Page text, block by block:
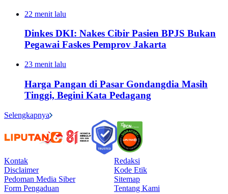
22 menit lalu
Dinkes DKI: Nakes Cibir Pasien BPJS Bukan
Pegawai Faskes Pemprov Jakarta
23 menit lalu
Harga Pangan di Pasar Gondangdia Masih
Tinggi, Begini Kata Pedagang
Selengkapnya
Kontak
Redaksi
Disclaimer
Kode Etik
Pedoman Media Siber
Sitemap
Form Pengaduan
Tentang Kami